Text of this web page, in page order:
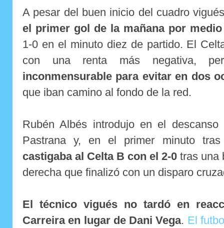
A pesar del buen inicio del cuadro
el primer gol de la mañana por
1-0 en el minuto diez de partido. El
con una renta más negativa,
inconmensurable para evitar en dos
que iban camino al fondo de la red.
Rubén Albés introdujo en el
Pastrana y, en el primer minuto
castigaba al Celta B con el 2-0 tras una
derecha que finalizó con un disparo
El técnico vigués no tardó en
Carreira en lugar de Dani Vega. El